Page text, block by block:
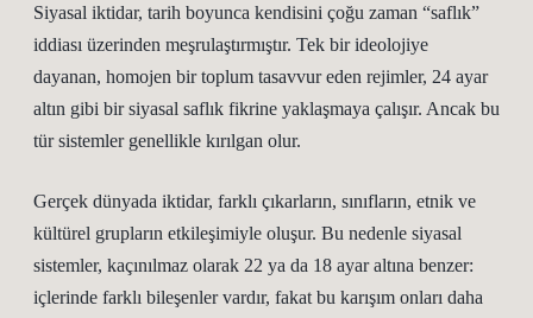
Siyasal iktidar, tarih boyunca kendisini çoğu zaman “saflık”
iddiası üzerinden meşrulaştırmıştır. Tek bir ideolojiye
dayanan, homojen bir toplum tasavvur eden rejimler, 24 ayar
altın gibi bir siyasal saflık fikrine yaklaşmaya çalışır. Ancak bu
tür sistemler genellikle kırılgan olur.
Gerçek dünyada iktidar, farklı çıkarların, sınıfların, etnik ve
kültürel grupların etkileşimiyle oluşur. Bu nedenle siyasal
sistemler, kaçınılmaz olarak 22 ya da 18 ayar altına benzer:
içlerinde farklı bileşenler vardır, fakat bu karışım onları daha